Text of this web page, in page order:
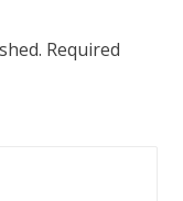
Required